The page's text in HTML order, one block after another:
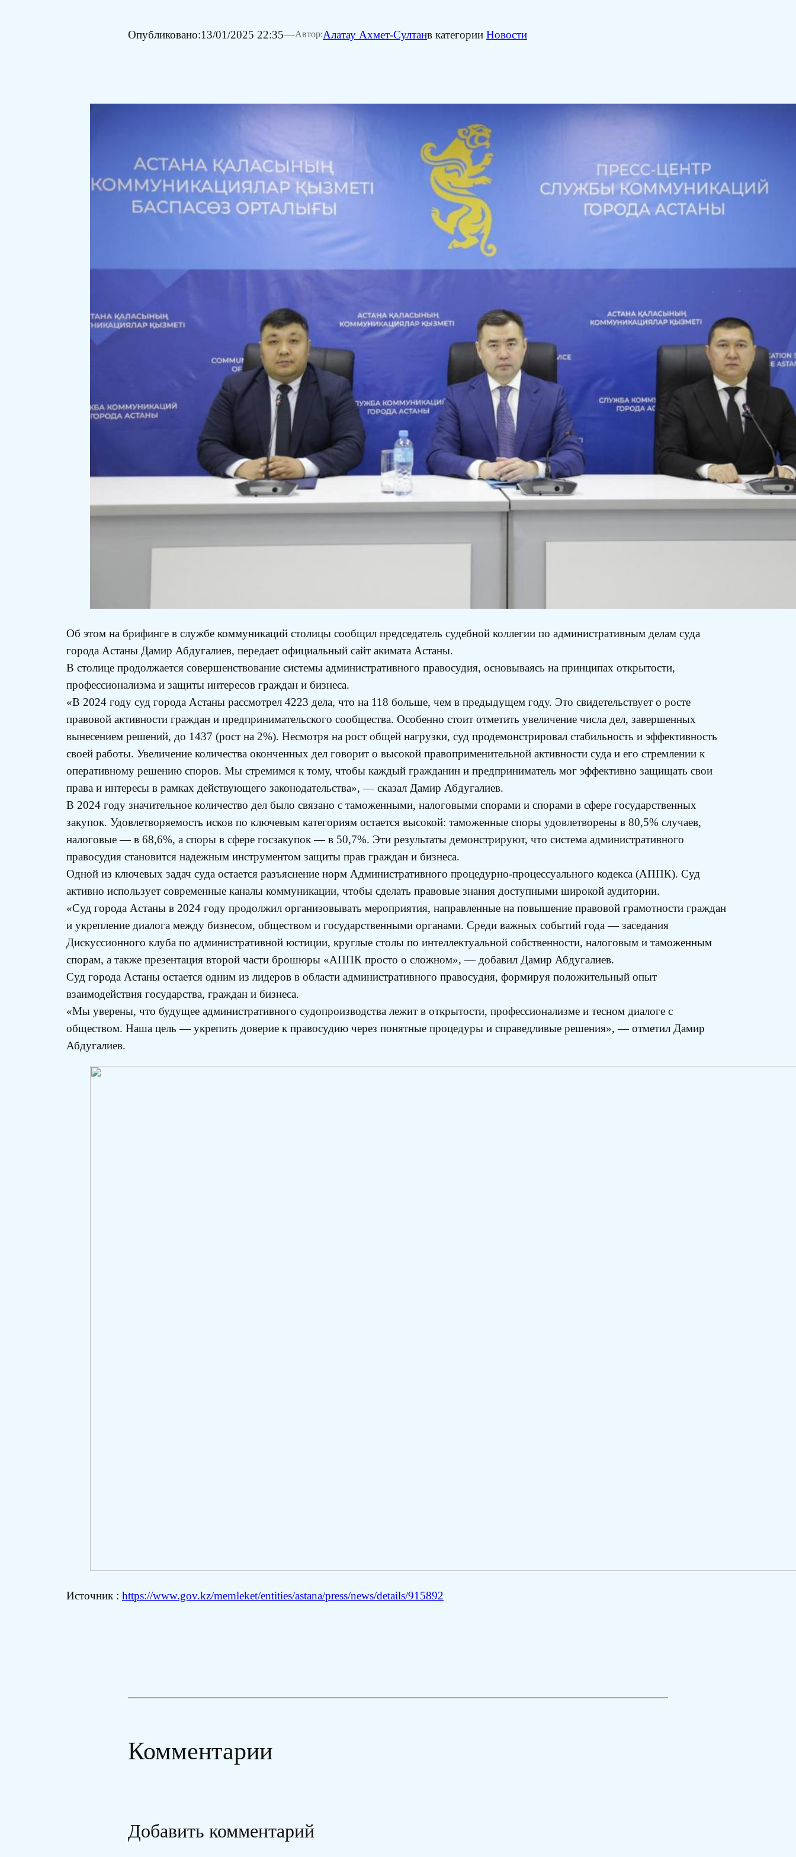
Опубликовано:13/01/2025 22:35—Автор:Алатау Ахмет-Султанв категории Новости
Об этом на брифинге в службе коммуникаций столицы сообщил председатель судебной коллегии по административным делам суда
города Астаны Дамир Абдугалиев, передает официальный сайт акимата Астаны.
В столице продолжается совершенствование системы административного правосудия, основываясь на принципах открытости,
профессионализма и защиты интересов граждан и бизнеса.
«В 2024 году суд города Астаны рассмотрел 4223 дела, что на 118 больше, чем в предыдущем году. Это свидетельствует о росте
правовой активности граждан и предпринимательского сообщества. Особенно стоит отметить увеличение числа дел, завершенных
вынесением решений, до 1437 (рост на 2%). Несмотря на рост общей нагрузки, суд продемонстрировал стабильность и эффективность
своей работы. Увеличение количества оконченных дел говорит о высокой правоприменительной активности суда и его стремлении к
оперативному решению споров. Мы стремимся к тому, чтобы каждый гражданин и предприниматель мог эффективно защищать свои
права и интересы в рамках действующего законодательства», — сказал Дамир Абдугалиев.
В 2024 году значительное количество дел было связано с таможенными, налоговыми спорами и спорами в сфере государственных
закупок. Удовлетворяемость исков по ключевым категориям остается высокой: таможенные споры удовлетворены в 80,5% случаев,
налоговые — в 68,6%, а споры в сфере госзакупок — в 50,7%. Эти результаты демонстрируют, что система административного
правосудия становится надежным инструментом защиты прав граждан и бизнеса.
Одной из ключевых задач суда остается разъяснение норм Административного процедурно-процессуального кодекса (АППК). Суд
активно использует современные каналы коммуникации, чтобы сделать правовые знания доступными широкой аудитории.
«Суд города Астаны в 2024 году продолжил организовывать мероприятия, направленные на повышение правовой грамотности граждан
и укрепление диалога между бизнесом, обществом и государственными органами. Среди важных событий года — заседания
Дискуссионного клуба по административной юстиции, круглые столы по интеллектуальной собственности, налоговым и таможенным
спорам, а также презентация второй части брошюры «АППК просто о сложном», — добавил Дамир Абдугалиев.
Суд города Астаны остается одним из лидеров в области административного правосудия, формируя положительный опыт
взаимодействия государства, граждан и бизнеса.
«Мы уверены, что будущее административного судопроизводства лежит в открытости, профессионализме и тесном диалоге с
обществом. Наша цель — укрепить доверие к правосудию через понятные процедуры и справедливые решения», — отметил Дамир
Абдугалиев.
Источник : https://www.gov.kz/memleket/entities/astana/press/news/details/915892
Комментарии
Добавить комментарий